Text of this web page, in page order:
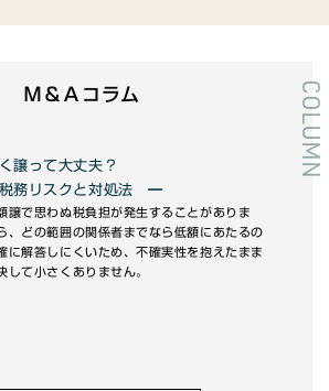
COLUMN
Ｍ＆Ａコラム
譲って大丈夫？
務リスクと対処法 ━
譲で思わぬ税負担が発生することがありま
、どの範囲の関係者までなら低額にあたるの
に解答しにくいため、不確実性を抱えたまま
して小さくありません。
統